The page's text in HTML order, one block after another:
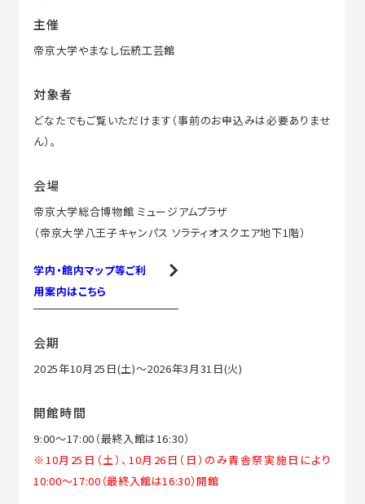
主催
帝京大学やまなし伝統工芸館
対象者
どなたでもご覧いただけます（事前のお申込みは必要ありませ
ん）。
会場
帝京大学総合博物館 ミュージアムプラザ
（帝京大学八王子キャンパス ソラティオスクエア地下1階）
学内・館内マップ等ご利
用案内はこちら
会期
2025年10月25日(土)～2026年3月31日(火)
開館時間
9:00～17:00（最終入館は16:30）
※10月25日（土）、10月26日（日）のみ青舎祭実施日により
10:00～17:00（最終入館は16:30）開館